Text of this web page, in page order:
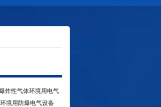
炸性气体环境用电气
境用防爆电气设备